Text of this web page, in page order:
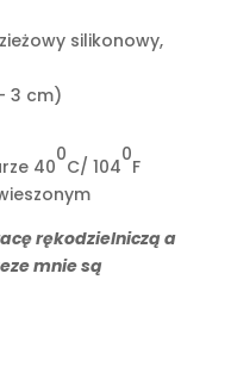
silikonowy,
3 cm)
40
0
C/ 104
0
F
rękodzielniczą a
mnie są